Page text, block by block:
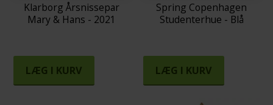
Klarborg Årsnissepar
Mary & Hans - 2021
LÆG I KURV
Spring Copenhagen
Studenterhue - Blå
LÆG I KURV